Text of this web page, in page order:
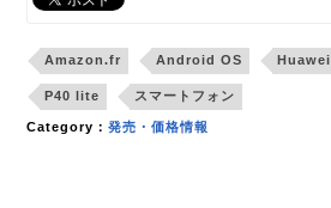
Amazon.fr Android OS Huawei
P40 lite スマートフォン
Category：発売・価格情報